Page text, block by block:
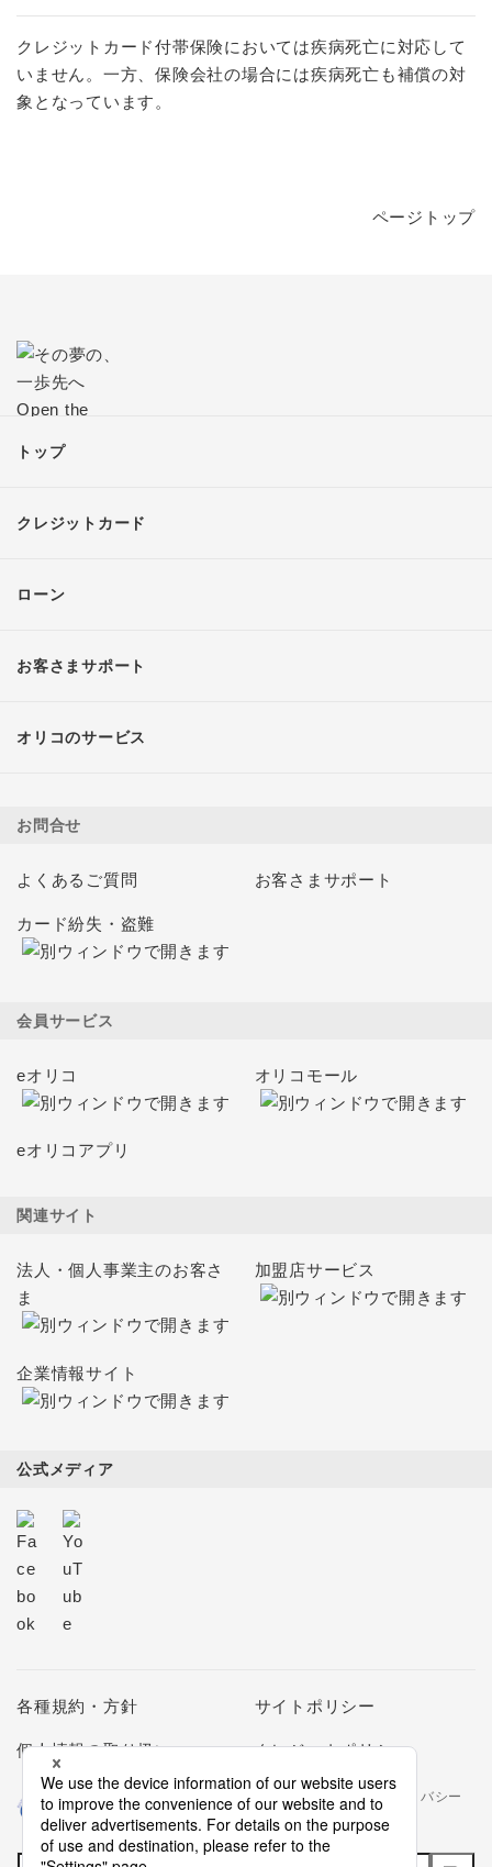
クレジットカード付帯保険においては疾病死亡に対応して
いません。一方、保険会社の場合には疾病死亡も補償の対
象となっています。
ページトップ
トップ
クレジットカード
ローン
お客さまサポート
オリコのサービス
お問合せ
よくあるご質問 お客さまサポート
カード紛失・盗難
会員サービス
eオリコ オリコモール
eオリコアプリ
関連サイト
法人・個人事業主のお客さ
ま
加盟店サービス
企業情報サイト
公式メディア
各種規約・方針 サイトポリシー
個人情報の取り扱い クレジットポリシー
当社は個人情報の取扱いを適切に行う企業としてプライバシー
マークの使用を認められた認定業者です。